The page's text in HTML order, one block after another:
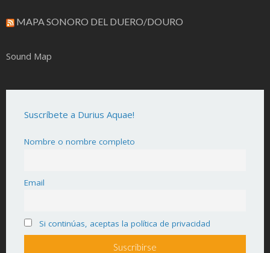
MAPA SONORO DEL DUERO/DOURO
Sound Map
Suscríbete a Durius Aquae!
Nombre o nombre completo
Email
Si continúas, aceptas la política de privacidad